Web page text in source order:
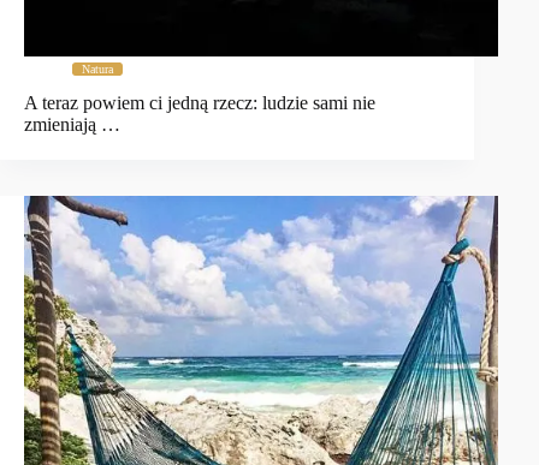
Natura
A teraz powiem ci jedną rzecz: ludzie sami nie
zmieniają …